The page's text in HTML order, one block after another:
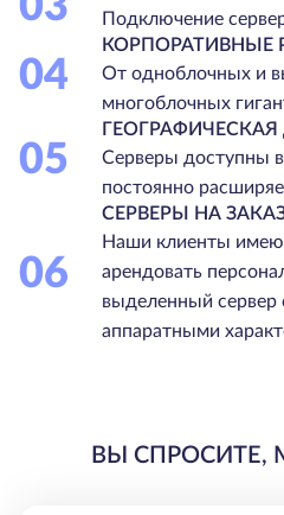
Подключение
04
КОРПОРАТИВНЫЕ
От одноблочных и
многоблочных
05
Серверы доступны
постоянно
06
СЕРВЕРЫ НА
Наши клиенты
арендовать
выделенный сервер
аппаратными
ВЫ СПРОСИТЕ,